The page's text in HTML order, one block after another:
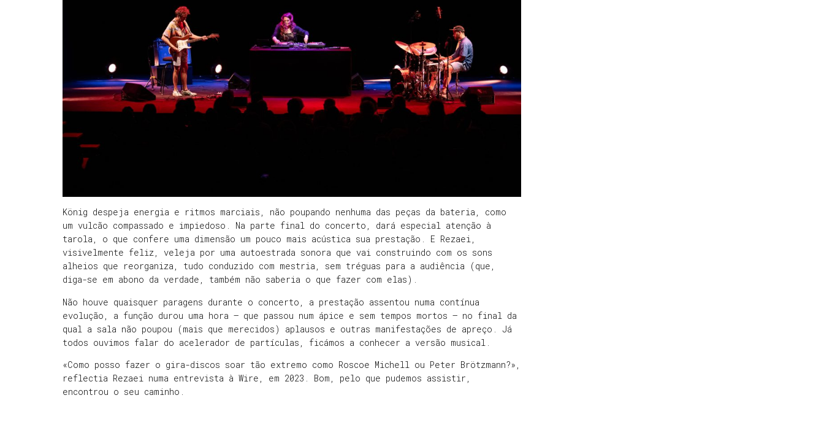
König despeja energia e ritmos marciais, não poupando nenhuma das peças da bateria, como
um vulcão compassado e impiedoso. Na parte final do concerto, dará especial atenção à
tarola, o que confere uma dimensão um pouco mais acústica sua prestação. E Rezaei,
visivelmente feliz, veleja por uma autoestrada sonora que vai construindo com os sons
alheios que reorganiza, tudo conduzido com mestria, sem tréguas para a audiência (que,
diga-se em abono da verdade, também não saberia o que fazer com elas).
Não houve quaisquer paragens durante o concerto, a prestação assentou numa contínua
evolução, a função durou uma hora – que passou num ápice e sem tempos mortos – no final da
qual a sala não poupou (mais que merecidos) aplausos e outras manifestações de apreço. Já
todos ouvimos falar do acelerador de partículas, ficámos a conhecer a versão musical.
«Como posso fazer o gira-discos soar tão extremo como Roscoe Michell ou Peter Brötzmann?»,
reflectia Rezaei numa entrevista à Wire, em 2023. Bom, pelo que pudemos assistir,
encontrou o seu caminho.